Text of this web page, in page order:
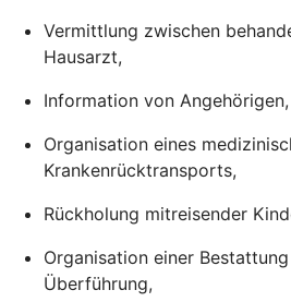
Vermittlung zwischen
Hausarzt,
Information von Angehörigen,
Organisation eines
Krankenrücktransports,
Rückholung mitreisender
Organisation einer
Überführung,